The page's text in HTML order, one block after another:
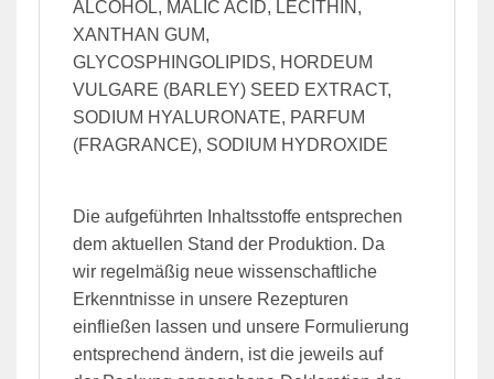
ALCOHOL, MALIC ACID, LECITHIN,
XANTHAN GUM,
GLYCOSPHINGOLIPIDS, HORDEUM
VULGARE (BARLEY) SEED EXTRACT,
SODIUM HYALURONATE, PARFUM
(FRAGRANCE), SODIUM HYDROXIDE
Die aufgeführten Inhaltsstoffe entsprechen
dem aktuellen Stand der Produktion. Da
wir regelmäßig neue wissenschaftliche
Erkenntnisse in unsere Rezepturen
einfließen lassen und unsere Formulierung
entsprechend ändern, ist die jeweils auf